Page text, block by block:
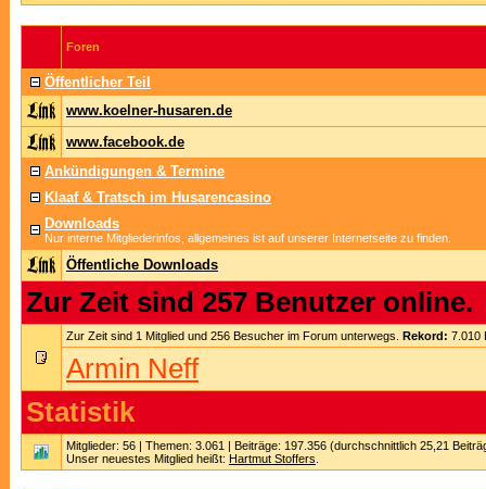
Foren
Öffentlicher Teil
www.koelner-husaren.de
www.facebook.de
Ankündigungen & Termine
Klaaf & Tratsch im Husarencasino
Downloads
Nur interne Mitgliederinfos, allgemeines ist auf unserer Internetseite zu finden.
Öffentliche Downloads
Zur Zeit sind 257 Benutzer online.
Zur Zeit sind 1 Mitglied und 256 Besucher im Forum unterwegs. Rekord: 7.010
Armin Neff
Statistik
Mitglieder: 56 | Themen: 3.061 | Beiträge: 197.356 (durchschnittlich 25,21
Unser neuestes Mitglied heißt: Hartmut Stoffers